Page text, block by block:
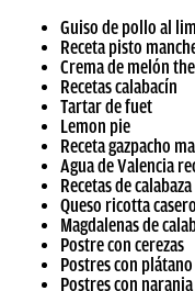
Guiso de pollo al
Receta pisto
Crema de melón
Recetas calabacín
Tartar de fuet
Lemon pie
Receta gazpacho
Agua de Valencia
Recetas de calabaza
Queso ricotta casero
Magdalenas de
Postre con cerezas
Postres con
Postres con naranja